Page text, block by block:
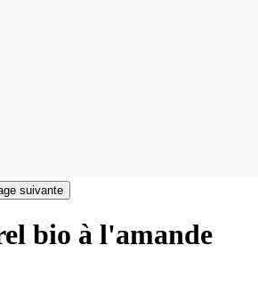
suivante
bio à l'amande